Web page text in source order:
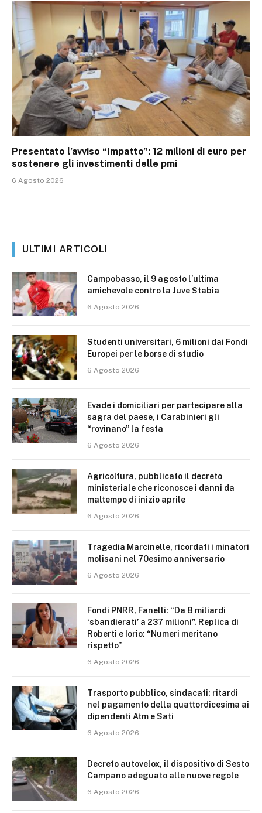
Presentato l’avviso “Impatto”: 12 milioni di euro per
sostenere gli investimenti delle pmi
6 Agosto 2026
ULTIMI ARTICOLI
Campobasso, il 9 agosto l’ultima
amichevole contro la Juve Stabia
6 Agosto 2026
Studenti universitari, 6 milioni dai Fondi
Europei per le borse di studio
6 Agosto 2026
Evade i domiciliari per partecipare alla
sagra del paese, i Carabinieri gli
“rovinano” la festa
6 Agosto 2026
Agricoltura, pubblicato il decreto
ministeriale che riconosce i danni da
maltempo di inizio aprile
6 Agosto 2026
Tragedia Marcinelle, ricordati i minatori
molisani nel 70esimo anniversario
6 Agosto 2026
Fondi PNRR, Fanelli: “Da 8 miliardi
‘sbandierati’ a 237 milioni”. Replica di
Roberti e Iorio: “Numeri meritano
rispetto”
6 Agosto 2026
Trasporto pubblico, sindacati: ritardi
nel pagamento della quattordicesima ai
dipendenti Atm e Sati
6 Agosto 2026
Decreto autovelox, il dispositivo di Sesto
Campano adeguato alle nuove regole
6 Agosto 2026